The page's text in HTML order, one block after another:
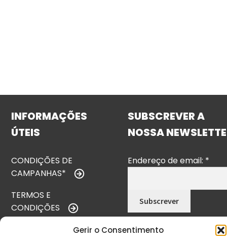
Gerir o Consentimento
INFORMAÇÕES
ÚTEIS
CONDIÇÕES DE
CAMPANHAS*
TERMOS E
CONDIÇÕES
SUBSCREVER A
NOSSA
Endereço de email: *